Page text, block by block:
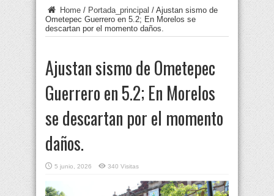
Home / Portada_principal / Ajustan sismo de
Ometepec Guerrero en 5.2; En Morelos se
descartan por el momento daños.
Ajustan sismo de Ometepec
Guerrero en 5.2; En Morelos
se descartan por el momento
daños.
5 junio, 2026 340 Visitas